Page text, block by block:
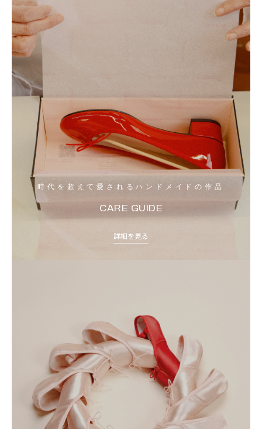
時代を超えて愛されるハンドメイドの作品
CARE GUIDE
詳細を見る